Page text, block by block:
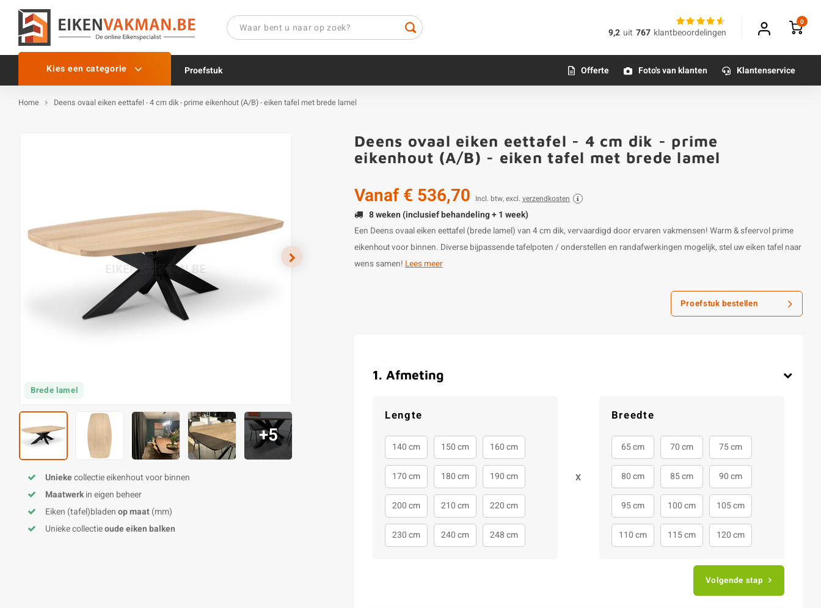
9,2 uit 767 klantbeoordelingen
0
Kies een categorie Proefstuk Offerte Foto's van klanten Klantenservice
Home Deens ovaal eiken eettafel - 4 cm dik - prime eikenhout (A/B) - eiken tafel met brede lamel
Klantfoto
Brede lamel
+5
Uniekecollectie eikenhout voor binnen
Maatwerkin eigen beheer
Eiken (tafel)bladenop maat(mm)
Unieke collectieoude eiken balken
Deens ovaal eiken eettafel - 4 cm dik - prime
eikenhout (A/B) - eiken tafel met brede lamel
Vanaf€ 536,70 Incl. btw, excl. verzendkosten
8 weken (inclusief behandeling + 1 week)
Een Deens ovaal eiken eettafel (brede lamel) van 4 cm dik, vervaardigd door ervaren vakmensen! Warm & sfeervol prime
eikenhout voor binnen. Diverse bijpassende tafelpoten / onderstellen en randafwerkingen mogelijk, stel uw eiken tafel naar
wens samen! Lees meer
Proefstuk bestellen
1. Afmeting
Lengte
140 cm 150 cm 160 cm
170 cm 180 cm 190 cm
200 cm 210 cm 220 cm
230 cm 240 cm 248 cm
X
Breedte
65 cm 70 cm 75 cm
80 cm 85 cm 90 cm
95 cm 100 cm 105 cm
110 cm 115 cm 120 cm
Volgende stap